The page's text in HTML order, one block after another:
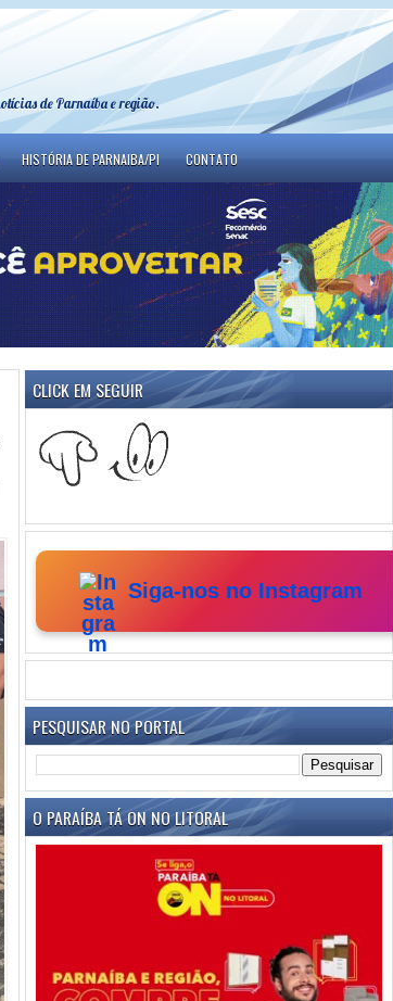
de Parnaíba e região.
HISTÓRIA DE PARNAIBA/PI CONTATO
CLICK EM SEGUIR
Siga-nos no Instagram
PESQUISAR NO PORTAL
O PARAÍBA TÁ ON NO LITORAL